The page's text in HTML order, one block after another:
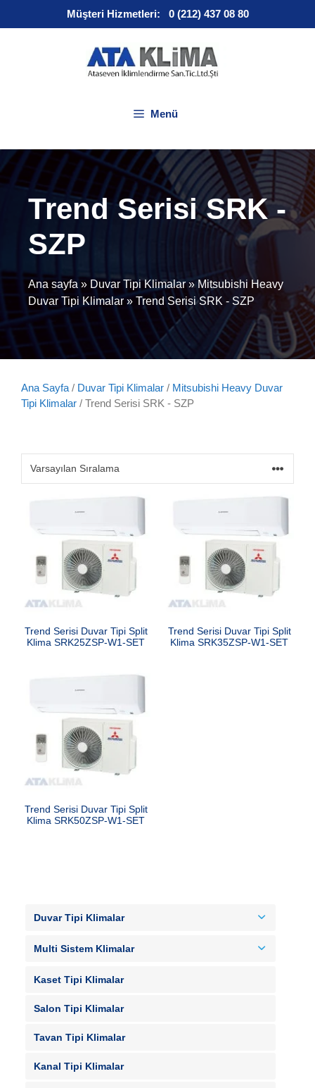
Müşteri Hizmetleri: 0 (212) 437 08 80
Menü
Trend Serisi SRK -
SZP
Ana sayfa » Duvar Tipi Klimalar» Mitsubishi Heavy
Duvar Tipi Klimalar» Trend Serisi SRK - SZP
Ana Sayfa / Duvar Tipi Klimalar / Mitsubishi Heavy Duvar
Tipi Klimalar / Trend Serisi SRK - SZP
Trend Serisi Duvar Tipi Split
Klima SRK25ZSP-W1-SET
Trend Serisi Duvar Tipi Split
Klima SRK35ZSP-W1-SET
Trend Serisi Duvar Tipi Split
Klima SRK50ZSP-W1-SET
Duvar Tipi Klimalar
Multi Sistem Klimalar
Kaset Tipi Klimalar
Salon Tipi Klimalar
Tavan Tipi Klimalar
Kanal Tipi Klimalar